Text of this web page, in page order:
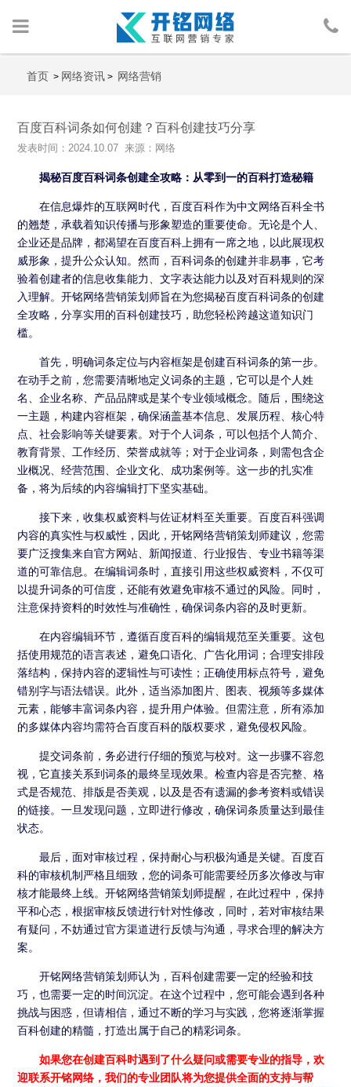
首页 > 网络资讯 > 网络营销
百度百科词条如何创建？百科创建技巧分享
发表时间：2024.10.07 来源：网络
揭秘百度百科词条创建全攻略：从零到一的百科打造秘籍
在信息爆炸的互联网时代，百度百科作为中文网络百科全书
的翘楚，承载着知识传播与形象塑造的重要使命。无论是个人、
企业还是品牌，都渴望在百度百科上拥有一席之地，以此展现权
威形象，提升公众认知。然而，百科词条的创建并非易事，它考
验着创建者的信息收集能力、文字表达能力以及对百科规则的深
入理解。开铭网络营销策划师 旨在为您揭秘百度百科词条的创建
全攻略，分享实用的百科创建技巧，助您轻松跨越这道知识门
槛。
首先，明确词条定位与内容框架是创建百科词条的第一步。
在动手之前，您需要清晰地定义词条的主题，它可以是个人姓
名、企业名称、产品品牌或是某个专业领域概念。随后，围绕这
一主题，构建内容框架，确保涵盖基本信息、发展历程、核心特
点、社会影响等关键要素。对于个人词条，可以包括个人简介、
教育背景、工作经历、荣誉成就等；对于企业词条，则需包含企
业概况、经营范围、企业文化、成功案例等。这一步的扎实准
备，将为后续的内容编辑打下坚实基础。
接下来，收集权威资料与佐证材料至关重要。百度百科强调
内容的真实性与权威性，因此，开铭网络营销策划师建议，您需
要广泛搜集来自官方网站、新闻报道、行业报告、专业书籍等渠
道的可靠信息。在编辑词条时，直接引用这些权威资料，不仅可
以提升词条的可信度，还能有效避免审核不通过的风险。同时，
注意保持资料的时效性与准确性，确保词条内容的及时更新。
在内容编辑环节，遵循百度百科的编辑规范至关重要。这包
括使用规范的语言表述，避免口语化、广告化用词；合理安排段
落结构，保持内容的逻辑性与可读性；正确使用标点符号，避免
错别字与语法错误。此外，适当添加图片、图表、视频等多媒体
元素，能够丰富词条内容，提升用户体验。但需注意，所有添加
的多媒体内容均需符合百度百科的版权要求，避免侵权风险。
提交词条前，务必进行仔细的预览与校对。这一步骤不容忽
视，它直接关系到词条的最终呈现效果。检查内容是否完整、格
式是否规范、排版是否美观，以及是否有遗漏的参考资料或错误
的链接。一旦发现问题，立即进行修改，确保词条质量达到最佳
状态。
最后，面对审核过程，保持耐心与积极沟通是关键。百度百
科的审核机制严格且细致，您的词条可能需要经历多次修改与审
核才能最终上线。开铭网络营销策划师提醒，在此过程中，保持
平和心态，根据审核反馈进行针对性修改，同时，若对审核结果
有疑问，不妨通过官方渠道进行反馈与沟通，寻求合理的解决方
案。
开铭网络营销策划师认为， 百科创建需要一定的经验和技
巧，也需要一定的时间沉淀。在这个过程中，您可能会遇到各种
挑战与困惑，但请相信，通过不断的学习与实践，您将逐渐掌握
百科创建的精髓，打造出属于自己的精彩词条。
如果您在创建百科时遇到了什么疑问或需要专业的指导，欢
迎联系开铭网络，我们的专业团队将为您提供全面的支持与帮
首页
人物包装
行业案例
网络资讯
关于我们
法律声明